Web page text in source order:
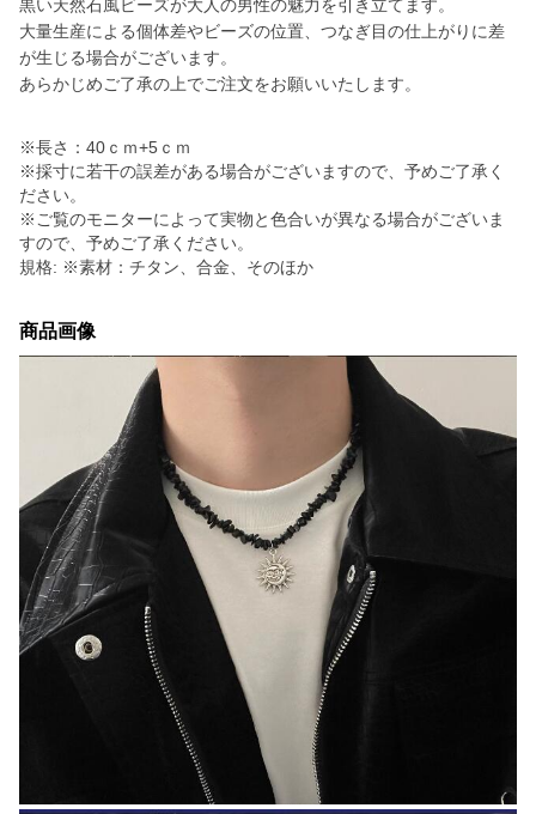
黒い天然石風ビーズが大人の男性の魅力を引き立てます。
大量生産による個体差やビーズの位置、つなぎ目の仕上がりに差
が生じる場合がございます。
あらかじめご了承の上でご注文をお願いいたします。
※長さ：40ｃｍ+5ｃｍ
※採寸に若干の誤差がある場合がございますので、予めご了承く
ださい。
※ご覧のモニターによって実物と色合いが異なる場合がございま
すので、予めご了承ください。
規格: ※素材：チタン、合金、そのほか
商品画像